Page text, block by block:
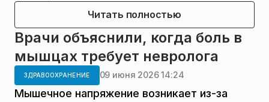
Читать полностью
Врачи объяснили, когда боль в
мышцах требует невролога
ЗДРАВООХРАНЕНИЕ 09 июня 2026 14:24
Мышечное напряжение возникает из-за